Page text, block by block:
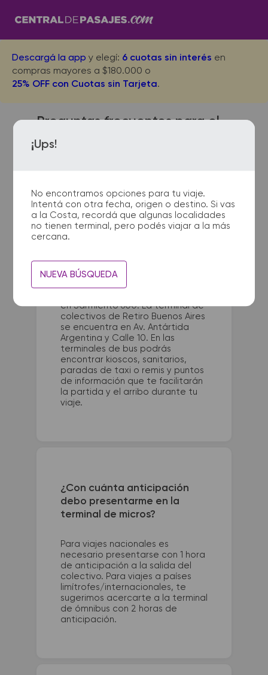
Descargá la app y elegí: 6 cuotas sin interés en
compras mayores a $180.000 o
25% OFF con Cuotas sin Tarjeta.
¡Ups!
No encontramos opciones para tu viaje.
Intentá con otra fecha, origen o destino. Si vas
a la Costa, recordá que algunas localidades
no tienen terminal, pero podés viajar a la más
cercana.
NUEVA BÚSQUEDA
Preguntas frecuentes para el
viaje desde Ingeniero Luiggi a
Retiro Buenos Aires
¿Dónde quedan las
terminales de micro de
Ingeniero Luiggi a Retiro
La terminal de ómnibus de
en Sarmiento 600. La terminal de
colectivos de Retiro Buenos Aires
se encuentra en Av. Antártida
Argentina y Calle 10. En las
terminales de bus podrás
encontrar kioscos, sanitarios,
paradas de taxi o remis y puntos
de información que te facilitarán
la partida y el arribo durante tu
viaje.
¿Con cuánta anticipación
debo presentarme en la
terminal de micros?
Para viajes nacionales es
necesario presentarse con 1 hora
de anticipación a la salida del
colectivo. Para viajes a países
limítrofes/internacionales, te
sugerimos acercarte a la terminal
de ómnibus con 2 horas de
anticipación.